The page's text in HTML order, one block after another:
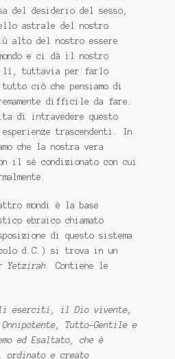
del desiderio del sesso,
astrale del nostro
alto del nostro essere
e ci dà il nostro
lì, tuttavia per farlo
ciò che pensiamo di
difficile da fare.
di intravedere questo
trascendenti.
In
che la nostra vera
il sé condizionato con cui
mondi è la base
ebraico chiamato
di questo sistema
d.C.) si trova in un
Yetzirah
Contiene le
eserciti, il Dio vivente,
Tutto-Gentile e
ed Esaltato, che è
ordinato e creato